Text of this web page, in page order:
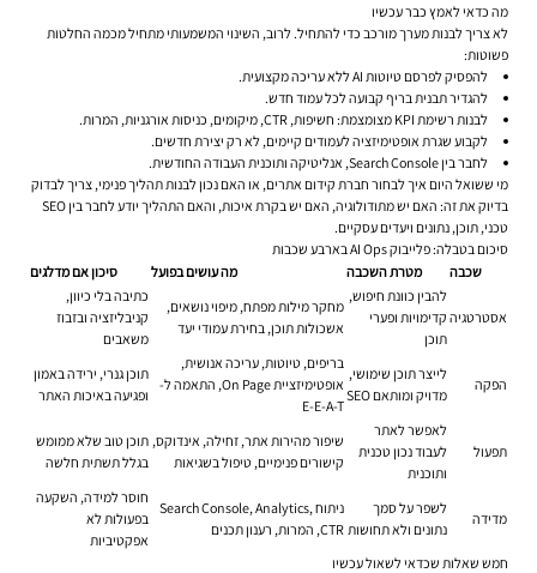
מה כדאי לאמץ כבר עכשיו
לא צריך לבנות מערך מורכב כדי להתחיל. לרוב, השינוי המשמעותי מתחיל מכמה החלטות
פשוטות:
להפסיק לפרסם טיוטות AI ללא עריכה מקצועית.
להגדיר תבנית בריף קבועה לכל עמוד חדש.
לבנות רשימת KPI מצומצמת: חשיפות, CTR, מיקומים, כניסות אורגניות, המרות.
לקבוע שגרת אופטימיזציה לעמודים קיימים, לא רק יצירת חדשים.
לחבר בין Search Console, אנליטיקה ותוכנית העבודה החודשית.
מי ששואל היום איך לבחור חברת קידום אתרים, או האם נכון לבנות תהליך פנימי, צריך לבדוק
בדיוק את זה: האם יש מתודולוגיה, האם יש בקרת איכות, והאם התהליך יודע לחבר בין SEO
טכני, תוכן, נתונים ויעדים עסקיים.
סיכום בטבלה: פלייבוק AI Ops בארבע שכבות
שכבה
מטרת השכבה מה עושים בפועל סיכון אם מדלגים
אסטרטגיה
להבין כוונת חיפוש,
קדימויות ופערי
תוכן
מחקר מילות מפתח, מיפוי נושאים,
אשכולות תוכן, בחירת עמודי יעד
כתיבה בלי כיוון,
קניבליזציה ובזבוז
משאבים
הפקה
לייצר תוכן שימושי,
מדויק ומותאם SEO
בריפים, טיוטות, עריכה אנושית,
אופטימיזציית On Page, התאמה ל-
E-E-A-T
תוכן גנרי, ירידה באמון
ופגיעה באיכות האתר
תפעול
לאפשר לאתר
לעבוד נכון טכנית
ותוכנית
שיפור מהירות אתר, זחילה, אינדוקס,
קישורים פנימיים, טיפול בשגיאות
תוכן טוב שלא ממומש
בגלל תשתית חלשה
מדידה
לשפר על סמך
נתונים ולא תחושות
ניתוח Search Console, Analytics,
CTR, המרות, רענון תכנים
חוסר למידה, השקעה
בפעולות לא
אפקטיביות
חמש שאלות שכדאי לשאול עכשיו